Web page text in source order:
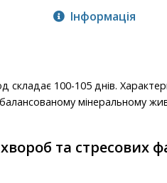
Інформація
складає 100-105 днів.
мінеральному
та стресових